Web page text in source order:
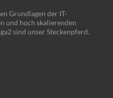
Grundlagen der IT-
und hoch skalierenden
sind unser Steckenpferd.